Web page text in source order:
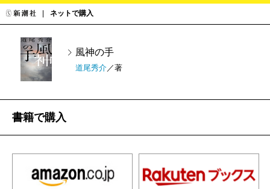
ネットで購入
風神の手
道尾秀介 ／著
書籍で購入